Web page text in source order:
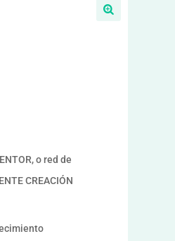
o red de
CREACIÓN